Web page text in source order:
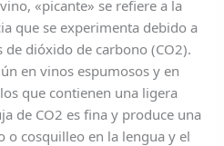
«picante» se refiere a la
que se experimenta debido a
de dióxido de carbono (CO2).
en vinos espumosos y en
que contienen una ligera
de CO2 es fina y produce una
o cosquilleo en la lengua y el